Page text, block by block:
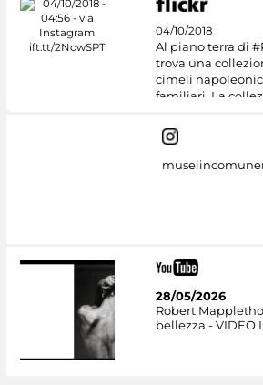
04/10/2018
Al piano terra di
trova una
cimeli
familiari. La
28/05/2026
Robert
bellezza - VIDEO